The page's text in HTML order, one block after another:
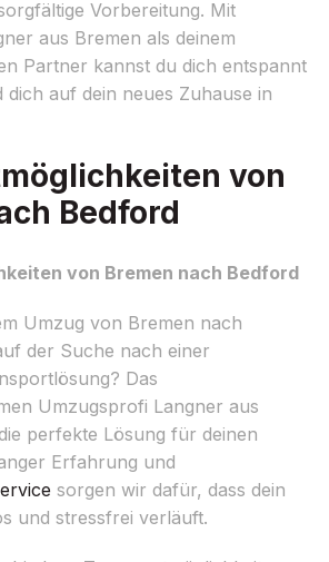
Vorbereitung. Mit
aus Bremen als deinem
Partner kannst du dich entspannt
auf dein neues Zuhause in
von
Bedford
von Bremen nach Bedford
Umzug von Bremen nach
der Suche nach einer
Das
Umzugsprofi Langner aus
perfekte Lösung für deinen
Erfahrung und
sorgen wir dafür, dass dein
und stressfrei verläuft.